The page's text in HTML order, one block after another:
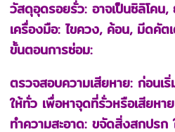
วัสดุอุดรอยรั่ว: อาจเป็นซิลิโคน
เครื่องมือ: ไขควง, ค้อน, มีดคัต
ขั้นตอนการซ่อม:
ตรวจสอบความเสียหาย: ก่อนเ
ให้ทั่ว เพื่อหาจุดที่รั่วหรือเสียหาย
ทำความสะอาด: ขจัดสิ่งสกปรก